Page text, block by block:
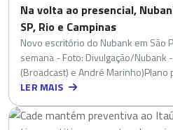
Na volta ao presencial,
SP, Rio e Campinas
Novo escritório do Nubank em São
semana - Foto: Divulgação/Nubank
(Broadcast) e André
LER MAIS